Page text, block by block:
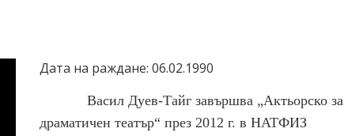
Дата на раждане: 06.02.1990
Васил Дуев-Тайг завършва „Актьорско за
драматичен театър“ през 2012 г. в НАТФИЗ